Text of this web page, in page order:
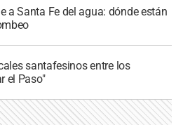
a Santa Fe del agua: dónde están
santafesinos entre los
el Paso"